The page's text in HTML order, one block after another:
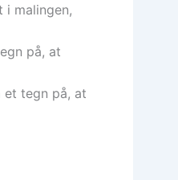
i malingen,
på, at
et tegn på, at